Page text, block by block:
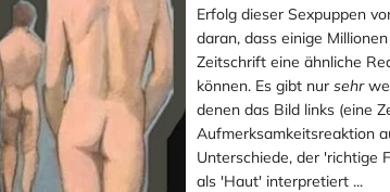
Erfolg dieser Sexpuppen
daran, dass einige
Zeitschrift eine ähnliche
können. Es gibt nur sehr
denen das Bild links (eine
Aufmerksamkeitsreaktion
Unterschiede, der 'richtige
als 'Haut' interpretiert ...